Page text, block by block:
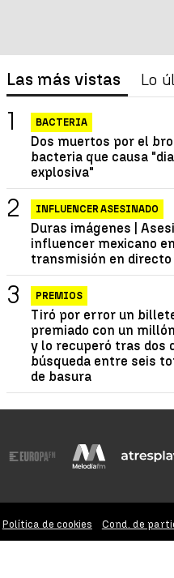
Las más vistas Lo
BACTERIA
Dos muertos por el
bacteria que causa
explosiva"
INFLUENCER ASESINADO
Duras imágenes |
influencer mexicano
transmisión en directo
PREMIOS
Tiró por error un
premiado con un
y lo recuperó tras dos
búsqueda entre seis
de basura
Política de cookies Cond. de